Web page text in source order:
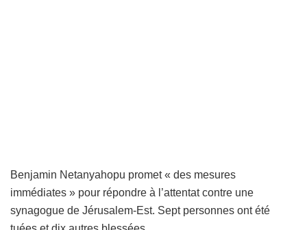
Benjamin Netanyahopu promet « des mesures
immédiates » pour répondre à l’attentat contre une
synagogue de Jérusalem-Est. Sept personnes ont été